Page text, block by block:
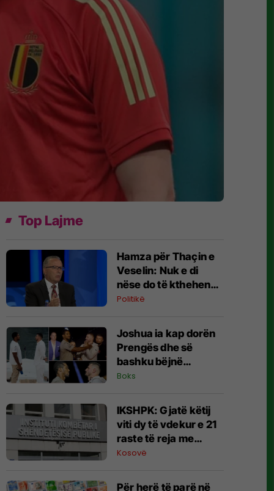
Top Lajme
Hamza për Thaçin e
Veselin: Nuk e di
nëse do të kthehen
në politikë pas
procesit në Hagë
Politikë
Joshua ia kap dorën
Prengës dhe së
bashku bëjnë
shqiponjën
Boks
IKSHPK: Gjatë këtij
viti dy të vdekur e 21
raste të reja me
HIV/AIDS
Kosovë
Për herë të parë në